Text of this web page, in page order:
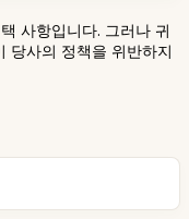
사항입니다. 그러나 귀
당사의 정책을 위반하지